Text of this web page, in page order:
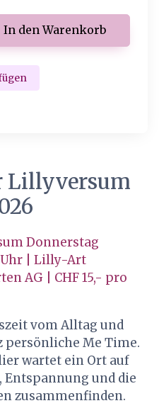
In den Warenkorb
Lillyversum
Donnerstag
Uhr | Lilly-Art
AG | CHF 15,- pro
vom Alltag und
persönliche Me Time.
wartet ein Ort auf
Entspannung und die
zusammenfinden.